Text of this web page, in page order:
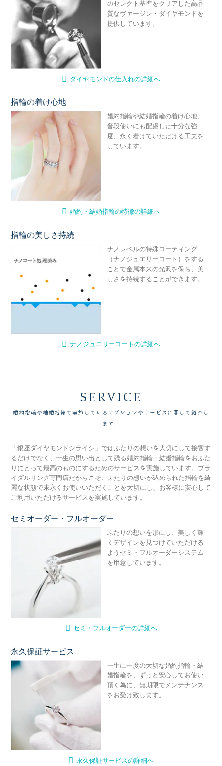
のセレクト基準をクリアした高品
質なヴァージン・ダイヤモンドを
提供しています。
ダイヤモンドの仕入れの詳細へ
指輪の着け心地
婚約指輪や結婚指輪の着け心地、
普段使いにも配慮した十分な強
度、永く着けていただける工夫を
しています。
婚約・結婚指輪の特徴の詳細へ
指輪の美しさ持続
ナノレベルの特殊コーティング
（ナノジュエリーコート）をする
ことで金属本来の光沢を保ち、美
しさを持続することができます。
ナノジュエリーコートの詳細へ
SERVICE
婚約指輪や結婚指輪で実施しているオプションやサービスに関して紹介し
ます。
「銀座ダイヤモンドシライシ」ではふたりの想いを大切にして接客す
るだけでなく、一生の思い出として残る婚約指輪・結婚指輪をおふた
りにとって最高のものにするためのサービスを実施しています。ブラ
イダルリング専門店だからこそ、ふたりの想いが込められた指輪を綺
麗な状態で末永くお使いいただくことを大切にし、お客様に安心して
ご利用いただけるサービスを実施しています。
セミオーダー・フルオーダー
ふたりの想いを形にし、美しく輝
くデザインを見つけていただける
ようセミ・フルオーダーシステム
を用意しています。
セミ・フルオーダーの詳細へ
永久保証サービス
一生に一度の大切な婚約指輪・結
婚指輪を、ずっと安心してお使い
頂く為に、無期限でメンテナンス
をお受け致します。
永久保証サービスの詳細へ